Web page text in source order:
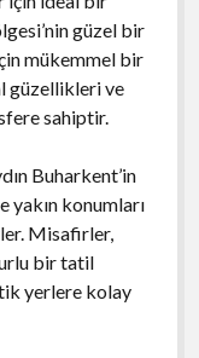
güzel bir
mükemmel bir
güzellikleri ve
sahiptir.
Buharkent’in
yakın konumları
Misafirler,
bir tatil
yerlere kolay